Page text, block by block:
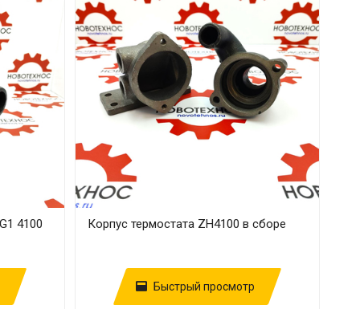
4100 Корпус термостата ZH4100 в сборе
Быстрый просмотр